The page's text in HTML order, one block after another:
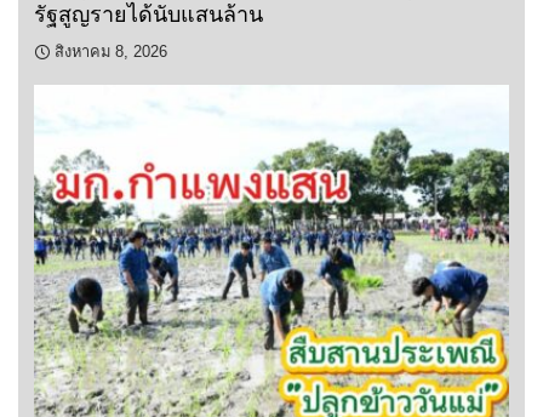
รัฐสูญรายได้นับแสนล้าน
สิงหาคม 8, 2026